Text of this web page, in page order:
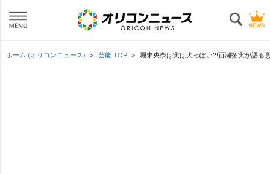
ホーム (オリコンニュース) 芸能 TOP 堀未央奈は実は犬っぽい?!百瀬拓実が語る